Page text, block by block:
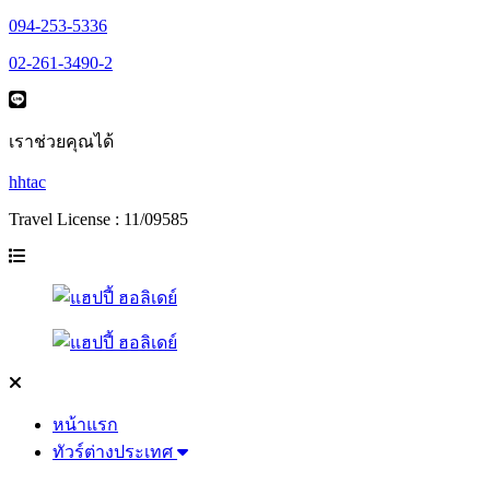
094-253-5336
02-261-3490-2
เราช่วยคุณได้
hhtac
Travel License : 11/09585
หน้าแรก
ทัวร์ต่างประเทศ